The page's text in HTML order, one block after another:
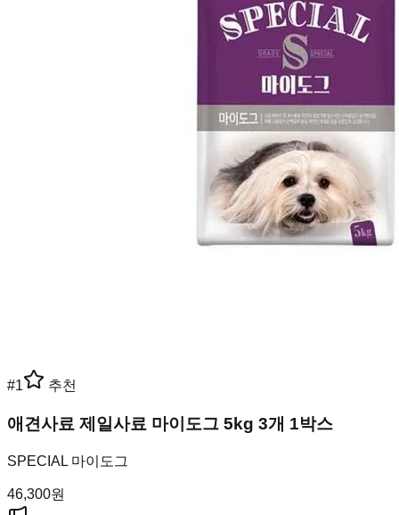
#1 추천
애견사료 제일사료 마이도그 5kg 3개 1박스
SPECIAL 마이도그
46,300원